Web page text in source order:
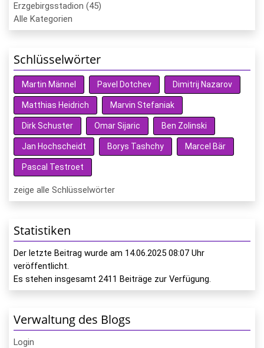
Erzgebirgsstadion (45)
Alle Kategorien
Schlüsselwörter
Martin Männel Pavel Dotchev Dimitrij Nazarov
Matthias Heidrich Marvin Stefaniak
Dirk Schuster Omar Sijaric Ben Zolinski
Jan Hochscheidt Borys Tashchy Marcel Bär
Pascal Testroet
zeige alle Schlüsselwörter
Statistiken
Der letzte Beitrag wurde am 14.06.2025 08:07 Uhr
veröffentlicht.
Es stehen insgesamt 2411 Beiträge zur Verfügung.
Verwaltung des Blogs
Login